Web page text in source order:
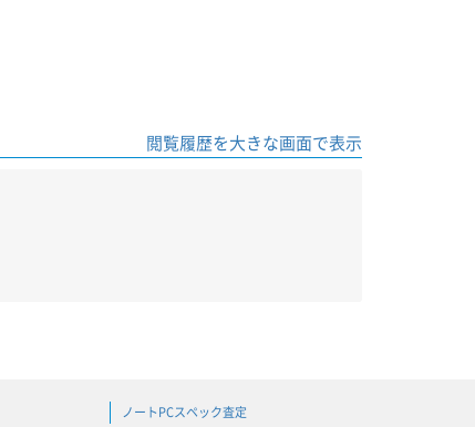
閲覧履歴を大きな画面で表示
ノートPCスペック査定